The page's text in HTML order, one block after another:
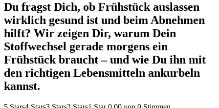
Du fragst Dich, ob Frühstück auslassen
wirklich gesund ist und beim Abnehmen
hilft? Wir zeigen Dir, warum Dein
Stoffwechsel gerade morgens ein
Frühstück braucht – und wie Du ihn mit
den richtigen Lebensmitteln ankurbeln
kannst.